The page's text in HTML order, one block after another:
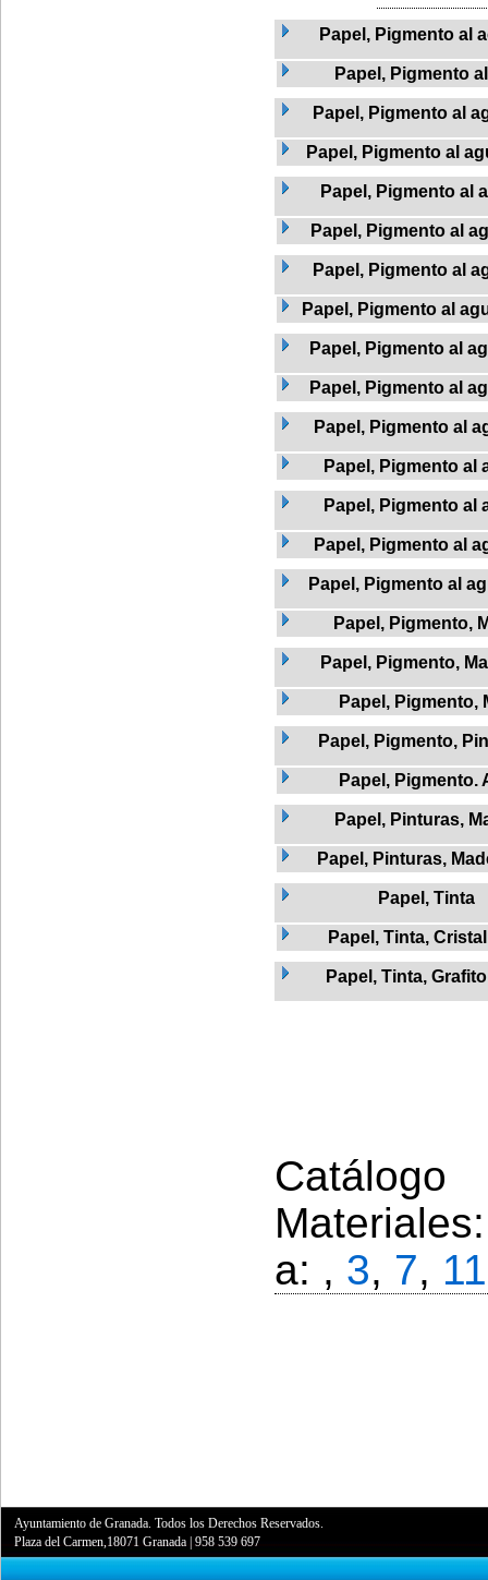
Papel, Pigmento al
Papel, Pigmento
Papel, Pigmento al
Papel, Pigmento al
Papel, Pigmento al
Papel, Pigmento al
Papel, Pigmento al
Papel, Pigmento al
Papel, Pigmento al
Papel, Pigmento al
Papel, Pigmento al
Papel, Pigmento al
Papel, Pigmento al
Papel, Pigmento al
Papel, Pigmento al
Papel, Pigmento,
Papel, Pigmento,
Papel, Pigmento,
Papel, Pigmento,
Papel, Pigmento.
Papel, Pinturas,
Papel, Pinturas,
Papel, Tinta
Papel, Tinta,
Papel, Tinta,
a: , 3, 7, 11
Ayuntamiento de Granada. Todos los Derechos Reservados.
Plaza del Carmen,18071 Granada |958 539 697